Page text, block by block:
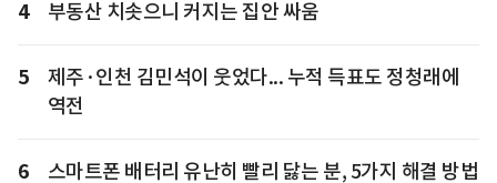
4 부동산 치솟으니 커지는 집안 싸움
5
제주·인천 김민석이 웃었다... 누적 득표도 정청래에
역전
6 스마트폰 배터리 유난히 빨리 닳는 분, 5가지 해결 방법